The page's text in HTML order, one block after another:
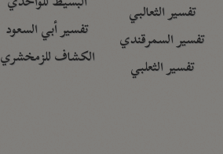
تفسير الثعالبي
تفسير السمرقندي
تفسير الثعلبي
تفسير أبي السعود
الكشاف للزمخشري